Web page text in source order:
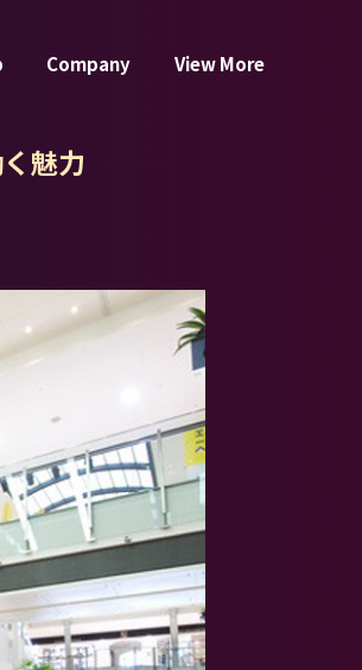
Company View More
魅力